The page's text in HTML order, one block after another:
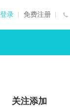
录 免费注册
关注添加